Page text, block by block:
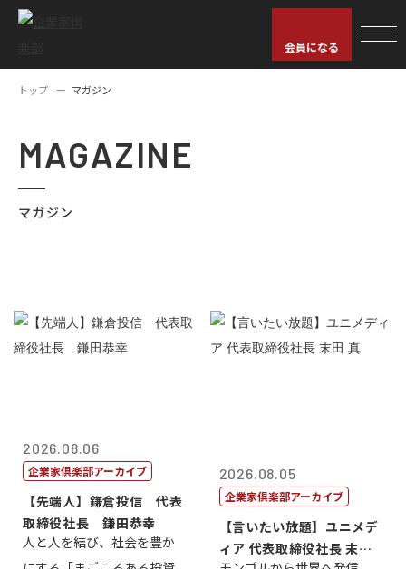
会員になる
トップ マガジン
MAGAZINE
マガジン
2026.08.06
企業家倶楽部アーカイブ
【先端人】鎌倉投信 代表
取締役社長 鎌田恭幸
人と人を結び、社会を豊か
2026.08.05
企業家倶楽部アーカイブ
【言いたい放題】ユニメデ
ィア 代表取締役社長 末田